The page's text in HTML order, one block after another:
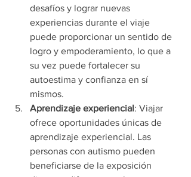
desafíos y lograr nuevas
experiencias durante el viaje
puede proporcionar un sentido de
logro y empoderamiento, lo que a
su vez puede fortalecer su
autoestima y confianza en sí
mismos.
Aprendizaje experiencial: Viajar
ofrece oportunidades únicas de
aprendizaje experiencial. Las
personas con autismo pueden
beneficiarse de la exposición